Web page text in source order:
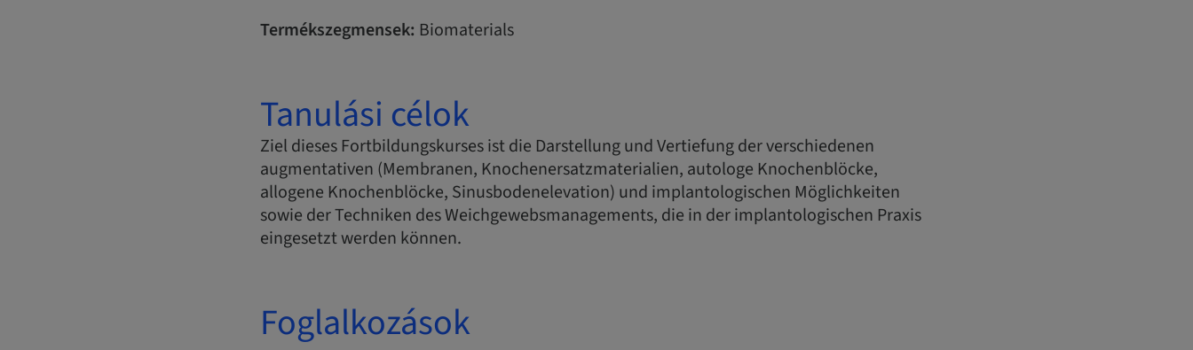
Termékszegmensek: Biomaterials
Tanulási célok
Ziel dieses Fortbildungskurses ist die Darstellung und Vertiefung der verschiedenen
augmentativen (Membranen, Knochenersatzmaterialien, autologe Knochenblöcke,
allogene Knochenblöcke, Sinusbodenelevation) und implantologischen Möglichkeiten
sowie der Techniken des Weichgewebsmanagements, die in der implantologischen Praxis
eingesetzt werden können.
Foglalkozások